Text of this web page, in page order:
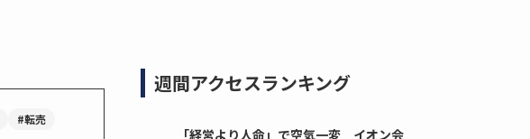
#転売
週間アクセスランキング
「経営より人命」で空気一変 イオン会